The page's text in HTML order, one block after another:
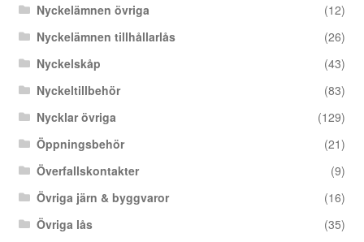
Nyckelämnen övriga
(12)
Nyckelämnen tillhållarlås
(26)
Nyckelskåp
(43)
Nyckeltillbehör
(83)
Nycklar övriga
(129)
Öppningsbehör
(21)
Överfallskontakter
(9)
Övriga järn & byggvaror
(16)
Övriga lås
(35)